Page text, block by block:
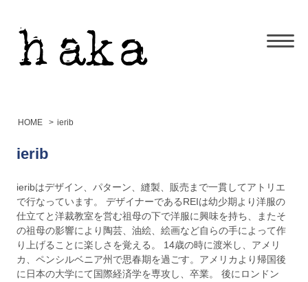
HOME > ierib
ierib
ieribはデザイン、パターン、縫製、販売まで一貫してアトリエ
で行なっています。 デザイナーであるREIは幼少期より洋服の
仕立てと洋裁教室を営む祖母の下で洋服に興味を持ち、またそ
の祖母の影響により陶芸、油絵、絵画など自らの手によって作
り上げることに楽しさを覚える。 14歳の時に渡米し、アメリ
カ、ペンシルベニア州で思春期を過ごす。アメリカより帰国後
に日本の大学にて国際経済学を専攻し、卒業。 後にロンドン